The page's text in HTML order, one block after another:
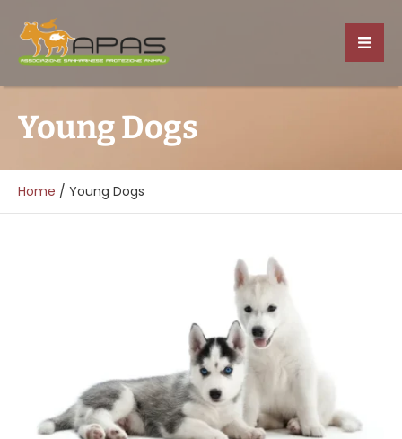
Young Dogs
Home / Young Dogs